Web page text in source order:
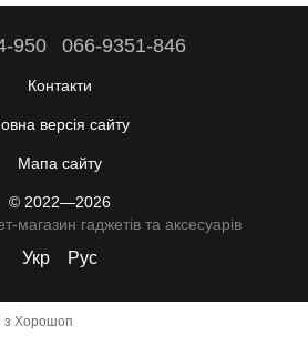
950 066-9351-846
Контакти
версія сайту
Мапа сайту
© 2022—2026
магазин гаджетів та аксесуарів
Укр Рус
з Хорошоп